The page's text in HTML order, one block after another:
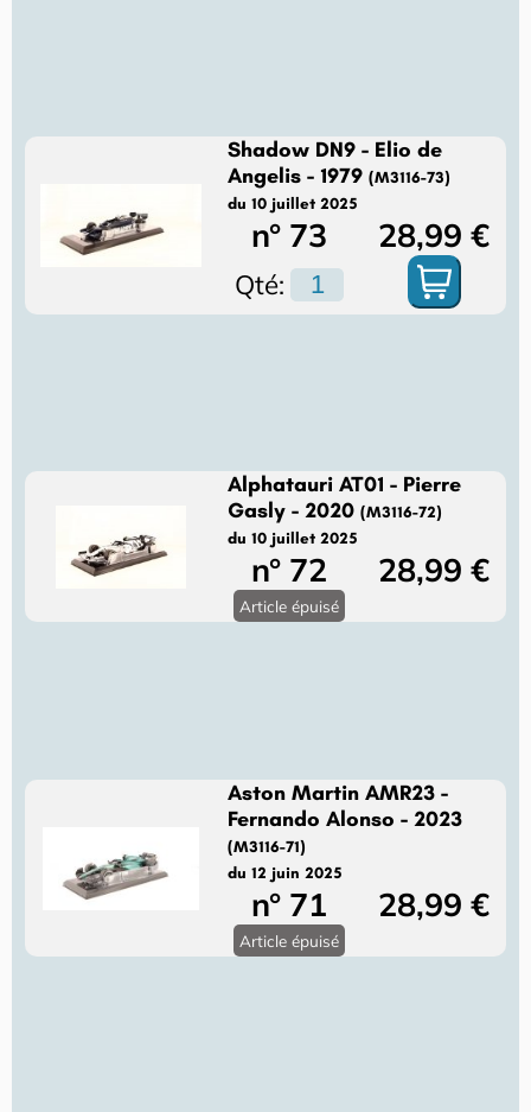
Shadow DN9 - Elio de
Angelis - 1979(M3116-73)
du 10 juillet 2025
n° 73 28,99 €
Qté:
Alphatauri AT01 - Pierre
Gasly - 2020(M3116-72)
du 10 juillet 2025
n° 72 28,99 €
Article épuisé
Aston Martin AMR23 -
Fernando Alonso - 2023
(M3116-71)
du 12 juin 2025
n° 71 28,99 €
Article épuisé